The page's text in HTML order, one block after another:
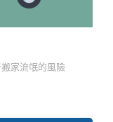
家流氓的風險